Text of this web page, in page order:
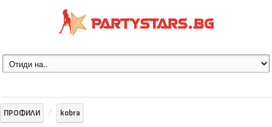
ПРОФИЛИ kobra